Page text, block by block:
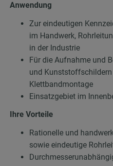
Anwendung
Zur eindeutigen
im Handwerk,
in der Industrie
Für die Aufnahme und
und
Klettbandmontage
Einsatzgebiet im
Ihre Vorteile
Rationelle und
sowie eindeutige